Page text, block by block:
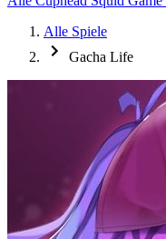
Alle Spiele
Gacha Life